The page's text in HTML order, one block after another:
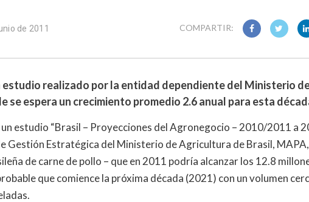
de 2011 COMPARTIR:
estudio realizado por la entidad dependiente del Ministerio
se espera un crecimiento promedio 2.6 anual para esta
estudio “Brasil – Proyecciones del Agronegocio – 2010/2011 a
Gestión Estratégica del Ministerio de Agricultura de Brasil,
de carne de pollo – que en 2011 podría alcanzar los 12.8
que comience la próxima década (2021) con un volumen